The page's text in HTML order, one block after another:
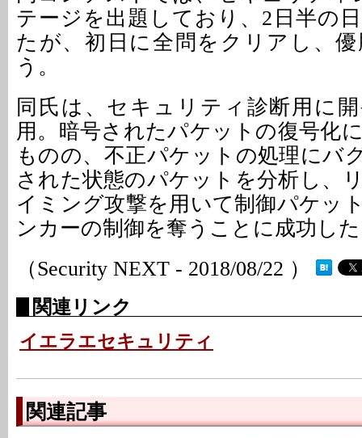
テージを出題しており、2日半の
たが、初日に全問をクリアし、
う。
同氏は、セキュリティ診断用に
用。暗号されたパケットの復号化
ものの、不正パケットの処理にバ
された状態のパケットを分析し、
イミング攻撃を用いて制御パケッ
ンカーの制御を奪うことに成功し
（Security NEXT - 2018/08/22 ）
関連リンク
イエラエセキュリティ
関連記事